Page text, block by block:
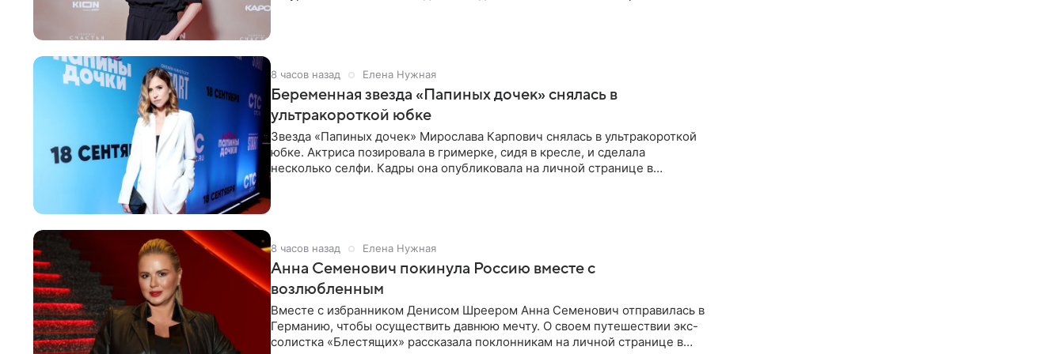
8 часов назад Елена Нужная
Беременная звезда «Папиных дочек» снялась в
ультракороткой юбке
Звезда «Папиных дочек» Мирослава Карпович снялась в ультракороткой
юбке. Актриса позировала в гримерке, сидя в кресле, и сделала
несколько селфи. Кадры она опубликовала на личной странице в
8 часов назад Елена Нужная
Анна Семенович покинула Россию вместе с
возлюбленным
Вместе с избранником Денисом Шреером Анна Семенович отправилась в
Германию, чтобы осуществить давнюю мечту. О своем путешествии экс-
солистка «Блестящих» рассказала поклонникам на личной странице в